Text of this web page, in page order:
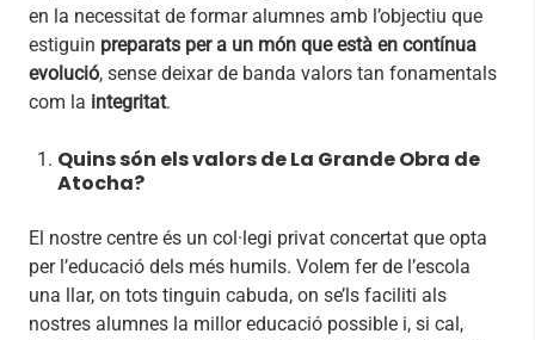
en la necessitat de formar alumnes amb l’objectiu que
estiguin preparats per a un món que està en contínua
evolució, sense deixar de banda valors tan fonamentals
com la integritat.
Quins són els valors de La Grande Obra de
Atocha?
El nostre centre és un col·legi privat concertat que opta
per l’educació dels més humils. Volem fer de l’escola
una llar, on tots tinguin cabuda, on se’ls faciliti als
nostres alumnes la millor educació possible i, si cal,